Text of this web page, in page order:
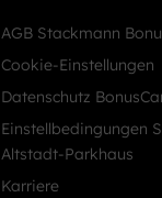
AGB Stackmann
Cookie-Einstellungen
Datenschutz
Einstellbedingungen
Altstadt-Parkhaus
Karriere